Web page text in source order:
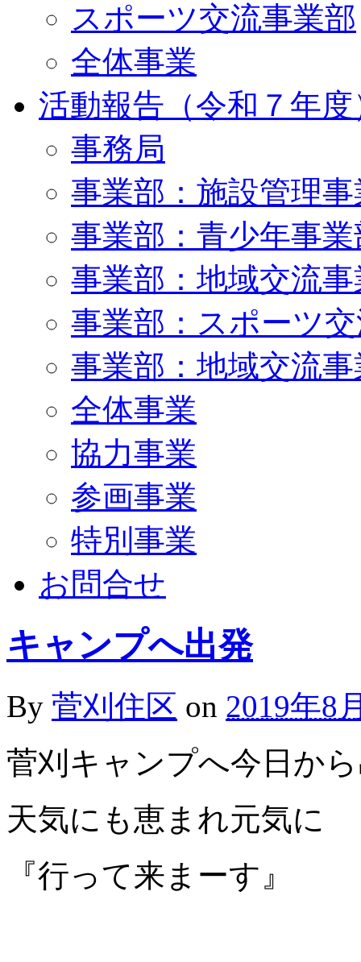
スポーツ交流事業部
全体事業
活動報告（令和７年度
事務局
事業部：施設管理
事業部：青少年事業
事業部：地域交流
事業部：スポーツ
事業部：地域交流
全体事業
協力事業
参画事業
特別事業
お問合せ
キャンプへ出発
By 菅刈住区 on 2019年8
菅刈キャンプへ今日か
天気にも恵まれ元気に
『行って来まーす』